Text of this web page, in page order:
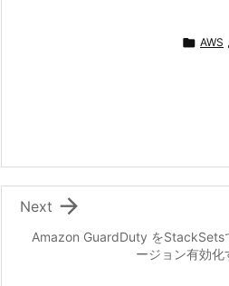
 AWS ,
Amazon GuardDuty をStackSets
ージョン有効化

Next